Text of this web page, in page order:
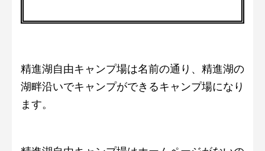
精進湖自由キャンプ場は名前の通り、精進湖の
湖畔沿いでキャンプができるキャンプ場になり
ます。